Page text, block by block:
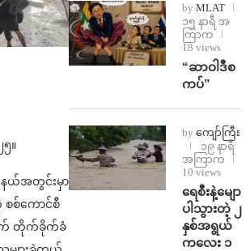
။
နယ်အတွင်းမှာ
စ်ကောင်စီ
က် တိုက်ခိုက်ခံ
by MLAT
၁၅ နာရီ အ
ကြာက
18 views
“ဆာဝါဒီစ
ကပ်”
by ကျော်ကြီး
၁၉ နာရီ
အကြာက
10 views
ရေစီးနဲ့မျော
ပါသွားတဲ့ ၂
နှစ်အရွယ်
ကလေး ၁